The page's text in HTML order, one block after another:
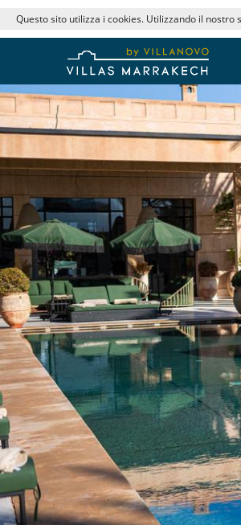
Questo sito utilizza i cookies. Utilizzando il